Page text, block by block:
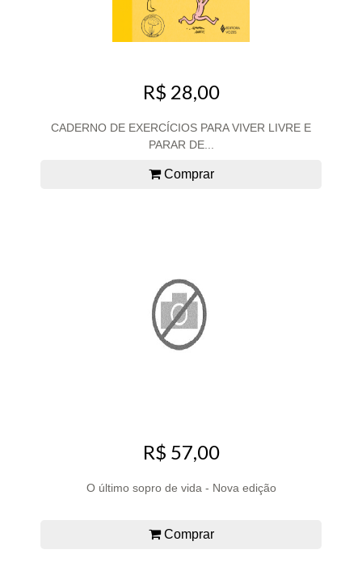
R$ 28,00
CADERNO DE EXERCÍCIOS PARA VIVER LIVRE E
PARAR DE...
Comprar
R$ 57,00
O último sopro de vida - Nova edição
Comprar